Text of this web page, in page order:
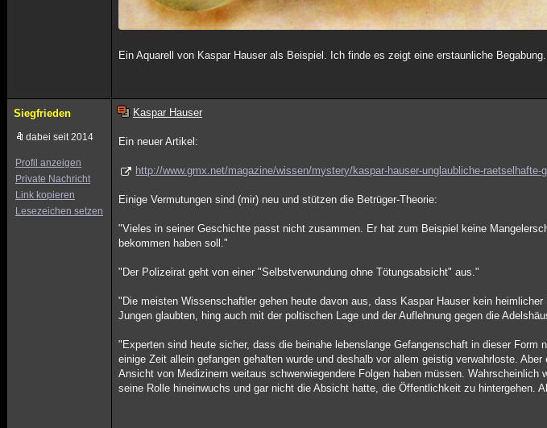
Ein Aquarell von Kaspar Hauser als Beispiel. Ich finde es zeigt eine erstaunliche Begabung.
Siegfrieden
dabei seit 2014
Profil anzeigen
Private Nachricht
Link kopieren
Lesezeichen setzen
Kaspar Hauser
Ein neuer Artikel:
http://www.gmx.net/magazine/wissen/mystery/kaspar-hauser-unglaubliche-
Einige Vermutungen sind (mir) neu und stützen die Betrüger-Theorie:
"Vieles in seiner Geschichte passt nicht zusammen. Er hat zum Beispiel keine
bekommen haben soll."
"Der Polizeirat geht von einer "Selbstverwundung ohne Tötungsabsicht" aus."
"Die meisten Wissenschaftler gehen heute davon aus, dass Kaspar Hauser kein
Jungen glaubten, hing auch mit der poltischen Lage und der Auflehnung gegen die
"Experten sind heute sicher, dass die beinahe lebenslange Gefangenschaft in dieser
einige Zeit allein gefangen gehalten wurde und deshalb vor allem geistig verwahrloste.
Ansicht von Medizinern weitaus schwerwiegendere Folgen haben müssen.
seine Rolle hineinwuchs und gar nicht die Absicht hatte, die Öffentlichkeit zu hintergehen.